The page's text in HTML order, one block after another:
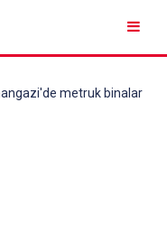
metruk binalar